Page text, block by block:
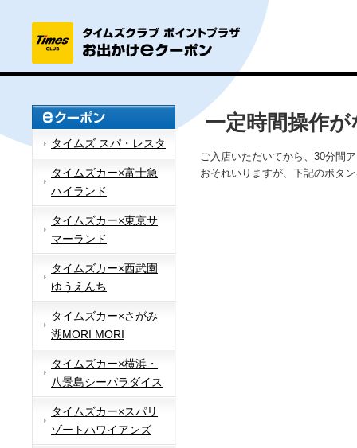
タイムズ スパ・レスタ
タイムズカー×富士急
ハイランド
タイムズカー×東京サ
マーランド
タイムズカー×西武園
ゆうえんち
タイムズカー×さがみ
湖MORI MORI
タイムズカー×横浜・
八景島シーパラダイス
タイムズカー×スパリ
ゾートハワイアンズ
一定時間操作
ご入店いただいてから、30分間
おそれいりますが、下記のボタ